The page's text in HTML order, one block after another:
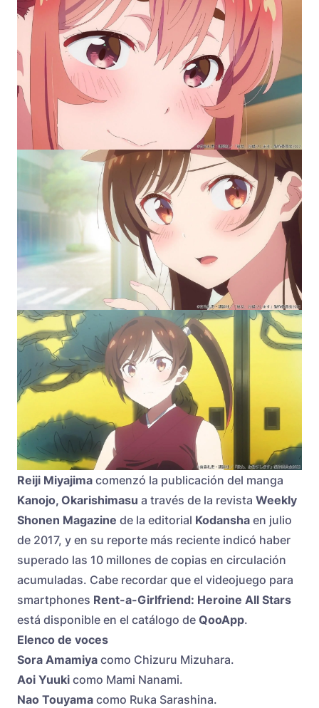
Reiji Miyajima comenzó la publicación del manga
Kanojo, Okarishimasu a través de la revista Weekly
Shonen Magazine de la editorial Kodansha en julio
de 2017, y en su reporte más reciente indicó haber
superado las 10 millones de copias en circulación
acumuladas. Cabe recordar que el videojuego para
smartphones Rent-a-Girlfriend: Heroine All Stars
está disponible en el catálogo de QooApp.
Elenco de voces
Sora Amamiya como Chizuru Mizuhara.
Aoi Yuuki como Mami Nanami.
Nao Touyama como Ruka Sarashina.